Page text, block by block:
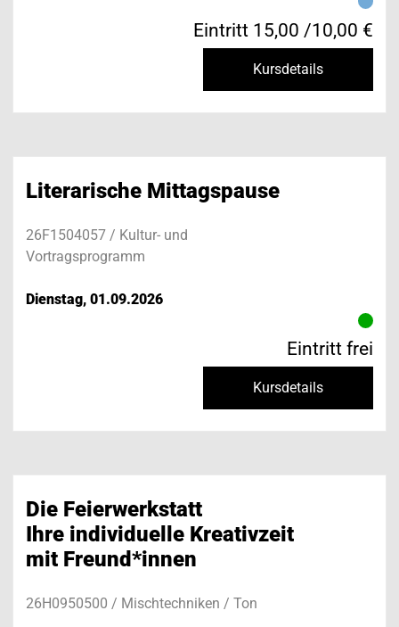
Eintritt 15,00 /10,00 €
Kursdetails
Literarische Mittagspause
26F1504057 / Kultur- und
Vortragsprogramm
Dienstag, 01.09.2026
Eintritt frei
Kursdetails
Die Feierwerkstatt
Ihre individuelle Kreativzeit
mit Freund*innen
26H0950500 / Mischtechniken / Ton